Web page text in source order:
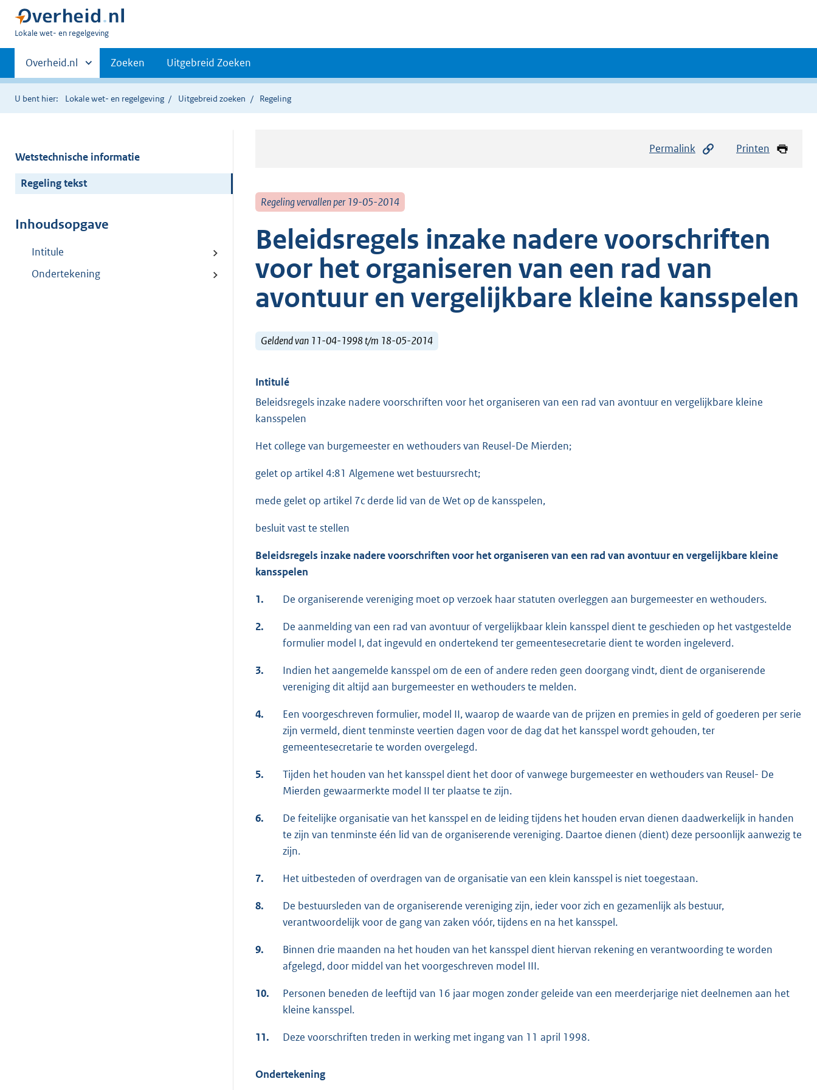
U
hier:
Lokale wet- en regelgeving
Primaire
navigatie
Andere
sites
binnen
Overheid.nl Zoeken Uitgebreid Zoeken
U bent hier: Lokale wet- en regelgeving Uitgebreid zoeken Regeling
Wetstechnische informatie
Regeling tekst
Inhoudsopgave
Intitule
Ondertekening
Permalink Printen
Regeling vervallen per 19-05-2014
Beleidsregels inzake nadere voorschriften
voor het organiseren van een rad van
avontuur en vergelijkbare kleine kansspelen
Geldend van 11-04-1998 t/m 18-05-2014
Intitulé
Beleidsregels inzake nadere voorschriften voor het organiseren van een rad van avontuur en vergelijkbare kleine
kansspelen
Het college van burgemeester en wethouders van Reusel-De Mierden;
gelet op artikel 4:81 Algemene wet bestuursrecht;
mede gelet op artikel 7c derde lid van de Wet op de kansspelen,
besluit vast te stellen
Beleidsregels inzake nadere voorschriften voor het organiseren van een rad van avontuur en vergelijkbare kleine
kansspelen
1. De organiserende vereniging moet op verzoek haar statuten overleggen aan burgemeester en wethouders.
2.
De aanmelding van een rad van avontuur of vergelijkbaar klein kansspel dient te geschieden op het vastgestelde
formulier model I, dat ingevuld en ondertekend ter gemeentesecretarie dient te worden ingeleverd.
3.
Indien het aangemelde kansspel om de een of andere reden geen doorgang vindt, dient de organiserende
vereniging dit altijd aan burgemeester en wethouders te melden.
4.
Een voorgeschreven formulier, model II, waarop de waarde van de prijzen en premies in geld of goederen per serie
zijn vermeld, dient tenminste veertien dagen voor de dag dat het kansspel wordt gehouden, ter
gemeentesecretarie te worden overgelegd.
5.
Tijden het houden van het kansspel dient het door of vanwege burgemeester en wethouders van Reusel- De
Mierden gewaarmerkte model II ter plaatse te zijn.
6.
De feitelijke organisatie van het kansspel en de leiding tijdens het houden ervan dienen daadwerkelijk in handen
te zijn van tenminste één lid van de organiserende vereniging. Daartoe dienen (dient) deze persoonlijk aanwezig te
zijn.
7. Het uitbesteden of overdragen van de organisatie van een klein kansspel is niet toegestaan.
8.
De bestuursleden van de organiserende vereniging zijn, ieder voor zich en gezamenlijk als bestuur,
verantwoordelijk voor de gang van zaken vóór, tijdens en na het kansspel.
9.
Binnen drie maanden na het houden van het kansspel dient hiervan rekening en verantwoording te worden
afgelegd, door middel van het voorgeschreven model III.
10.
Personen beneden de leeftijd van 16 jaar mogen zonder geleide van een meerderjarige niet deelnemen aan het
kleine kansspel.
11. Deze voorschriften treden in werking met ingang van 11 april 1998.
Ondertekening